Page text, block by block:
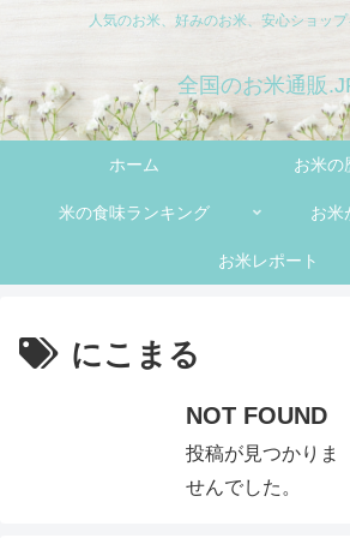
人気のお米、好みのお米、安心ショッ
全国のお米通販
ホーム お米の
米の食味ランキング お米
お米レポート
にこまる
NOT FOUND
投稿が見つかりま
せんでした。